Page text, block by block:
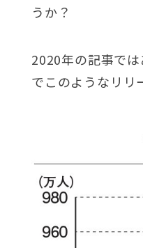
うか？
2020年の記事で
でこのようなリリ